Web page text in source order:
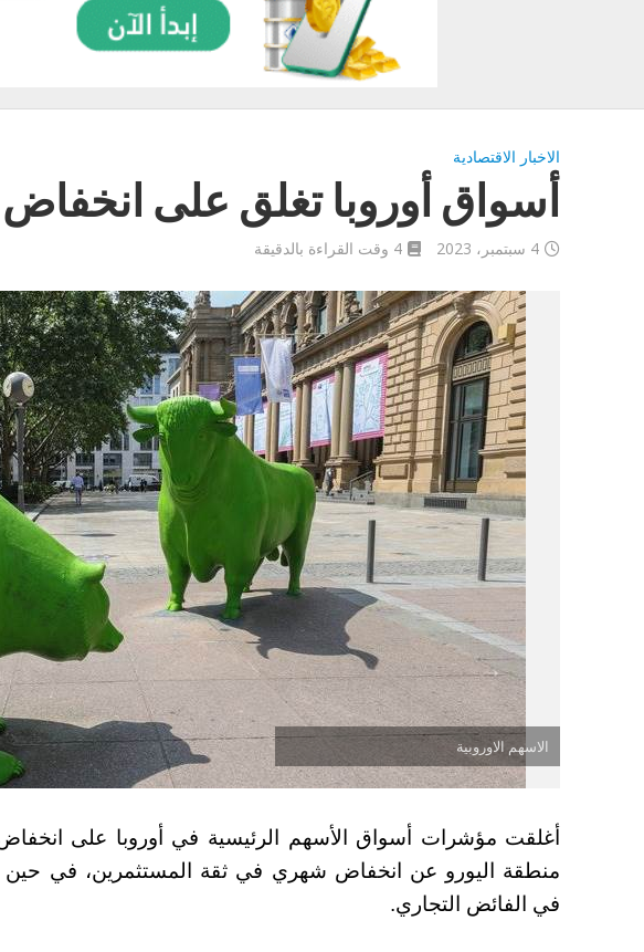
الاخبار الاقتصادية
أسواق أوروبا تغلق على انخفاض
4 سبتمبر، 2023 4 وقت القراءة بالدقيقة
الاسهم الاوروبية
أغلقت مؤشرات أسواق الأسهم الرئيسية في أوروبا على انخفاض
منطقة اليورو عن انخفاض شهري في ثقة المستثمرين، في حين
في الفائض التجاري.